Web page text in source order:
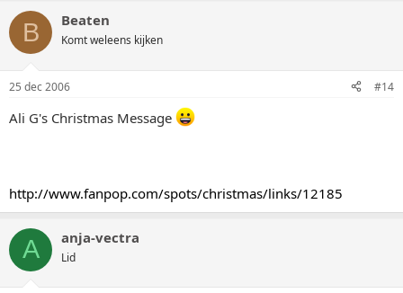
B Beaten
Komt weleens kijken
25 dec 2006 #14
Ali G's Christmas Message
http://www.fanpop.com/spots/christmas/links/12185
A anja-vectra
Lid